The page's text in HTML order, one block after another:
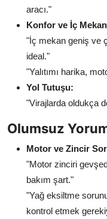
aracı."
Konfor ve İç
"İç mekan geniş ve
ideal."
"Yalıtımı harika,
Yol Tutuşu:
"Virajlarda oldukça
Olumsuz
Motor ve Zincir
"Motor zinciri
bakım şart."
"Yağ eksiltme
kontrol etmek